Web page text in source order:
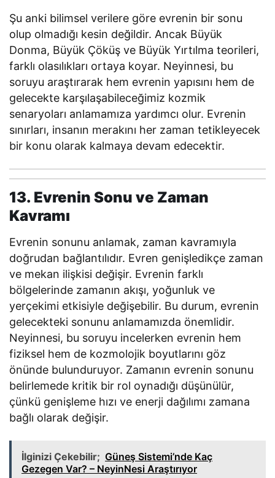
Şu anki bilimsel verilere göre evrenin bir sonu
olup olmadığı kesin değildir. Ancak Büyük
Donma, Büyük Çöküş ve Büyük Yırtılma teorileri,
farklı olasılıkları ortaya koyar. Neyinnesi, bu
soruyu araştırarak hem evrenin yapısını hem de
gelecekte karşılaşabileceğimiz kozmik
senaryoları anlamamıza yardımcı olur. Evrenin
sınırları, insanın merakını her zaman tetikleyecek
bir konu olarak kalmaya devam edecektir.
13. Evrenin Sonu ve Zaman
Kavramı
Evrenin sonunu anlamak, zaman kavramıyla
doğrudan bağlantılıdır. Evren genişledikçe zaman
ve mekan ilişkisi değişir. Evrenin farklı
bölgelerinde zamanın akışı, yoğunluk ve
yerçekimi etkisiyle değişebilir. Bu durum, evrenin
gelecekteki sonunu anlamamızda önemlidir.
Neyinnesi, bu soruyu incelerken evrenin hem
fiziksel hem de kozmolojik boyutlarını göz
önünde bulunduruyor. Zamanın evrenin sonunu
belirlemede kritik bir rol oynadığı düşünülür,
çünkü genişleme hızı ve enerji dağılımı zamana
bağlı olarak değişir.
İlginizi Çekebilir; Güneş Sistemi’nde Kaç
Gezegen Var? – NeyinNesi Araştırıyor